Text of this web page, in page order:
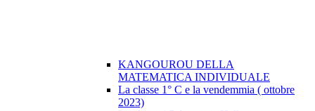
KANGOUROU DELLA
MATEMATICA INDIVIDUALE
La classe 1° C e la vendemmia ( ottobre
2023)